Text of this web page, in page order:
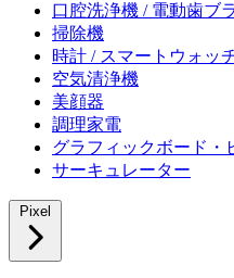
口腔洗浄機 / 電動歯ブ
掃除機
時計 / スマートウォッ
空気清浄機
美顔器
調理家電
グラフィックボード・
サーキュレーター
Pixel